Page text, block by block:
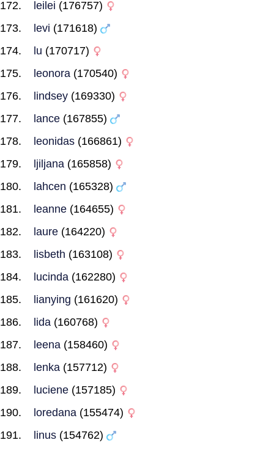
leilei (176757)
levi (171618)
lu (170717)
leonora (170540)
lindsey (169330)
lance (167855)
leonidas (166861)
ljiljana (165858)
lahcen (165328)
leanne (164655)
laure (164220)
lisbeth (163108)
lucinda (162280)
lianying (161620)
lida (160768)
leena (158460)
lenka (157712)
luciene (157185)
loredana (155474)
linus (154762)